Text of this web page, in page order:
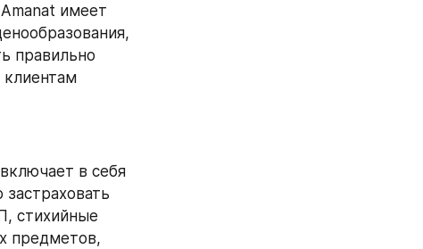
имеет
правильно
клиентам
в себя
стихийные
предметов,